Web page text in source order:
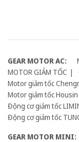
GEAR MOTOR AC:
MOTOR GIẢM TỐC
Motor giảm tốc
Motor giảm tốc Housin
Động cơ giảm tốc
Động cơ giảm tốc
GEAR MOTOR MINI: